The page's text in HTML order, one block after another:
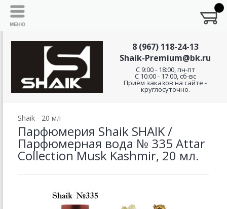
8 (967) 118-24-13
Shaik-Premium@bk.ru
C 9:00 - 18:00, пн-пт
С 10:00 - 17:00, сб-вс
Приём заказов на сайте -
круглосуточно.
Shaik - 20 мл
Парфюмерия Shaik SHAIK /
Парфюмерная вода № 335 Attar
Collection Musk Kashmir, 20 мл.